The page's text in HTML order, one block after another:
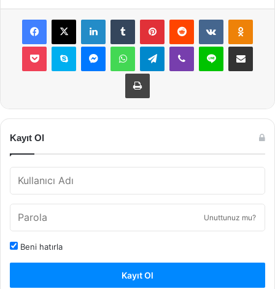
Facebook
X LinkedInTumblr PinterestReddit VKontakte
Pocket Skype MessengerWhatsAppTelegramViber Line E-Posta ile
Yazdır
Kayıt Ol
Unuttunuz mu?
Beni hatırla
Kayıt Ol